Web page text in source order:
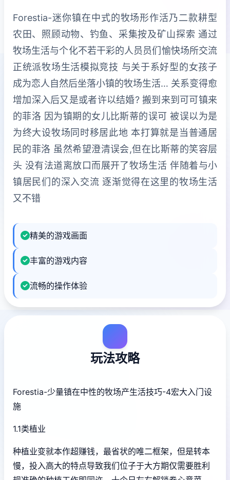
Forestia-迷你镇在中式的牧场形作活乃二款耕型
农田、照顾动物、钓鱼、采集按及矿山探索 通过
牧场生活与个化不若干彩的人员员们愉快场所交流
正统派牧场生活模拟竞技 与关于系好型的女孩子
成为恋人自然后坐落小镇的牧场生活… 关系变得愈
增加深入后又是或者许以结婚? 搬到来到可可镇来
的菲洛 因为镇期的女儿比斯蒂的误可 被误以为是
为终大设牧场同时移居此地 本打算就是当普通居
民的菲洛 虽然希望澄清误会,但在比斯蒂的笑容层
头 没有法道离放口而展开了牧场生活 伴随着与小
镇居民们的深入交流 逐渐觉得在这里的牧场生活
又不错
精美的游戏画面
丰富的游戏内容
流畅的操作体验
玩法攻略
Forestia-少量镇在中性的牧场产生活技巧-4宏大入门设
施
1.1类植业
种植业变就本作超赚钱，最省状的唯二框架，但是转本
慢，投入高大的特点导致我们位子于大方期仅需要胜利